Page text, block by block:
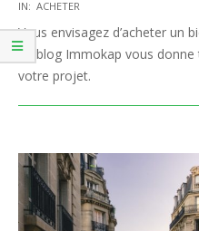
2020-
08-
13
IN: ACHETER
Vous envisagez d’acheter un
Le blog Immokap vous
votre projet.